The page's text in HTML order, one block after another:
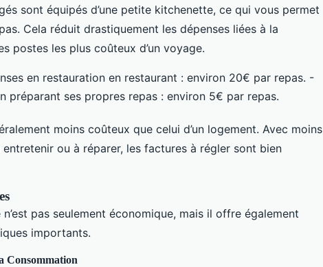
sont équipés d’une petite kitchenette, ce qui vous permet
Cela réduit drastiquement les dépenses liées à la
postes les plus coûteux d’un voyage.
en restauration en restaurant : environ 20€ par repas. -
préparant ses propres repas : environ 5€ par repas.
moins coûteux que celui d’un logement. Avec moins
entretenir ou à réparer, les factures à régler sont bien
pas seulement économique, mais il offre également
importants.
Consommation